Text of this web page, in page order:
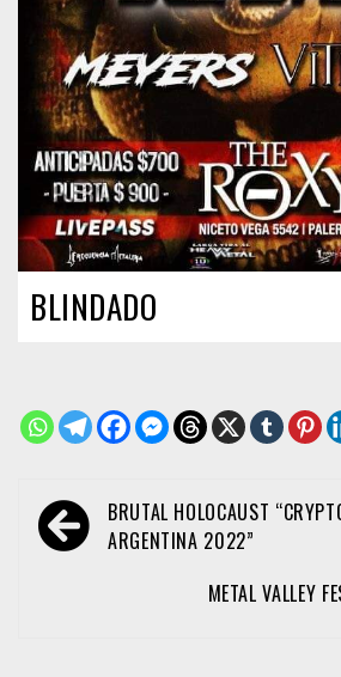
BLINDADO
Navegación
de
BRUTAL HOLOCAUST
ARGENTINA 2022”
METAL VALLEY